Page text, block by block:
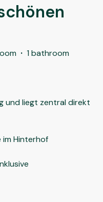
· 1 bathroom
und liegt zentral direkt
im Hinterhof